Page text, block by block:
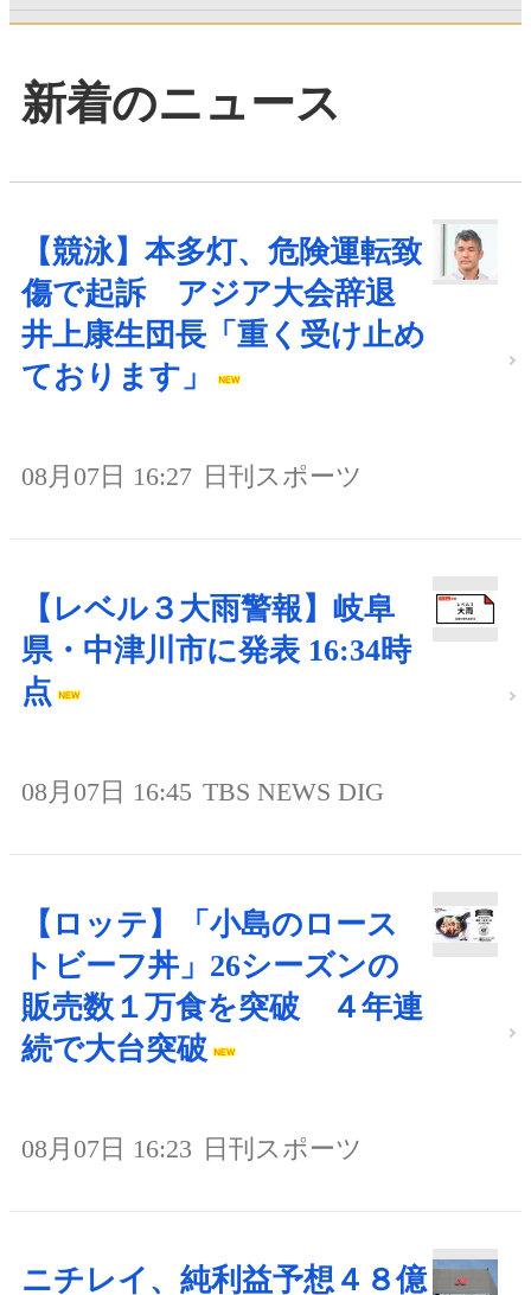
新着のニュース
【競泳】本多灯、危険運転致
傷で起訴 アジア大会辞退
井上康生団長「重く受け止め
ております」
08月07日 16:27 日刊スポーツ
【レベル３大雨警報】岐阜
県・中津川市に発表 16:34時
点
08月07日 16:45 TBS NEWS DIG
【ロッテ】「小島のロース
トビーフ丼」26シーズンの
販売数１万食を突破 ４年連
続で大台突破
08月07日 16:23 日刊スポーツ
ニチレイ、純利益予想４８億